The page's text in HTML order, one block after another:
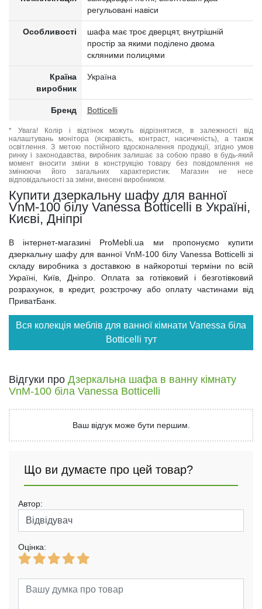
регульовані навіси
Особливості
шафа має троє дверцят, внутрішній
простір за якими поділено двома
скляними полицями
Країна
виробник
Україна
Бренд Botticelli
* Увага! Колір і відтінок можуть відрізнятися, в залежності від
налаштувань монітора (яскравість, контраст, насиченість), а також
освітлення. З метою постійного вдосконалення продукції, згідно умов
ринку і законодавства, виробник залишає за собою право в будь-який
момент вносити зміни в конструкцію товару без повідомлення не
змінюючи його загальних характеристик. Магазин не несе
відповідальності за зміни, внесені виробником.
Купити дзеркальну шафу для ванної
VnM-100 білу Vanessa Botticelli в Україні,
Києві, Дніпрі
В інтернет-магазині ProMebli.ua ми пропонуємо купити
дзеркальну шафу для ванної VnM-100 білу Vanessa Botticelli зі
складу виробника з доставкою в найкоротші терміни по всій
Україні, Київ, Дніпро. Оплата за готівковий і безготівковий
розрахунок, в кредит, розстрочку або оплату частинами від
ПриватБанк.
Вся колекція меблів для ванної кімнати Vanessa біла
Botticelli тут
Відгуки про Дзеркальна шафа в ванну кімнату
VnM-100 біла Vanessa Botticelli
Ваш відгук може бути першим.
Що ви думаєте про цей товар?
Автор:
Оцінка: